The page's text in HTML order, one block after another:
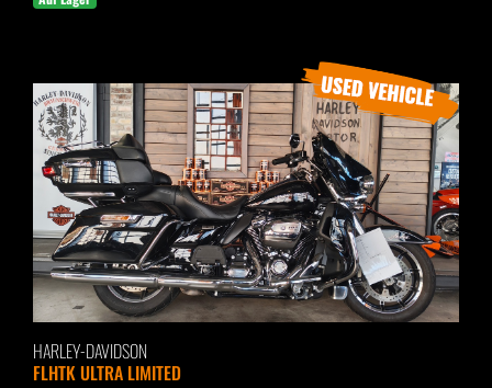
HARLEY-DAVIDSON
FLHTK ULTRA LIMITED